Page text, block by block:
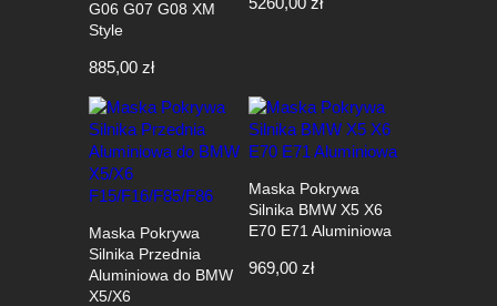
G06 G07 G08 XM
Style
885,00 zł
Maska Pokrywa
Silnika Przednia
Aluminiowa do BMW
X5/X6
Maska Pokrywa
Silnika BMW X5 X6
E70 E71 Aluminiowa
969,00 zł